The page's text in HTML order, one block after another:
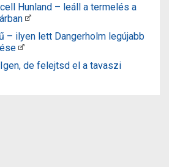
Hunland – leáll a termelés a
– ilyen lett Dangerholm legújabb
de felejtsd el a tavaszi